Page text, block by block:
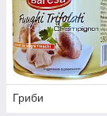
Гриби